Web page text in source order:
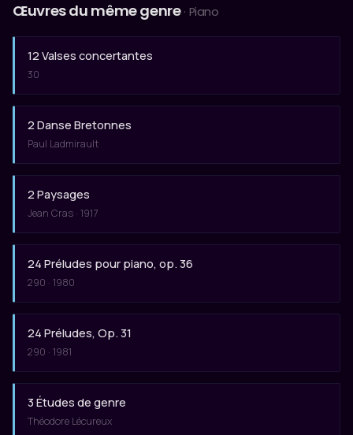
Œuvres du même genre · Piano
12 Valses concertantes
30
2 Danse Bretonnes
Paul Ladmirault
2 Paysages
Jean Cras · 1917
24 Préludes pour piano, op. 36
290 · 1980
24 Préludes, Op. 31
290 · 1981
3 Études de genre
Théodore Lécureux